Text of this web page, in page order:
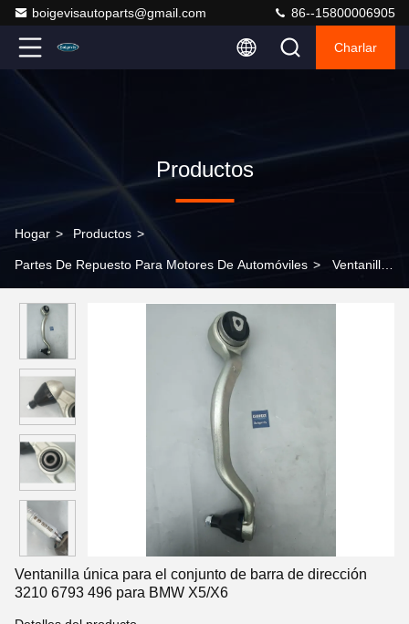
boigevisautoparts@gmail.com 86--15800006905
Charlar
Productos
Hogar > Productos >
Partes De Repuesto Para Motores De Automóviles > Ventanilla
BMW X5/X6
Ventanilla única para el conjunto de barra de dirección
3210 6793 496 para BMW X5/X6